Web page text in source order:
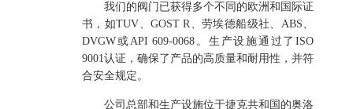
我们的阀门已获得多个不同的欧洲和国际证
书，如TUV、GOST R、劳埃德船级社、ABS、
DVGW或API 609-0068。生产设施通过了ISO
9001认证，确保了产品的高质量和耐用性，并符
合安全规定。
公司总部和生产设施位于捷克共和国的奥洛